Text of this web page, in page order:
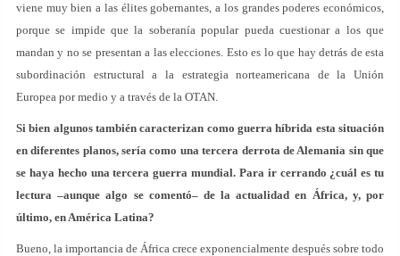
viene muy bien a las élites gobernantes, a los grandes poderes económicos,
porque se impide que la soberanía popular pueda cuestionar a los que
mandan y no se presentan a las elecciones. Esto es lo que hay detrás de esta
subordinación estructural a la estrategia norteamericana de la Unión
Europea por medio y a través de la OTAN.
Si bien algunos también caracterizan como guerra híbrida esta situación
en diferentes planos, sería como una tercera derrota de Alemania sin que
se haya hecho una tercera guerra mundial. Para ir cerrando ¿cuál es tu
lectura –aunque algo se comentó– de la actualidad en África, y, por
último, en América Latina?
Bueno, la importancia de África crece exponencialmente después sobre todo